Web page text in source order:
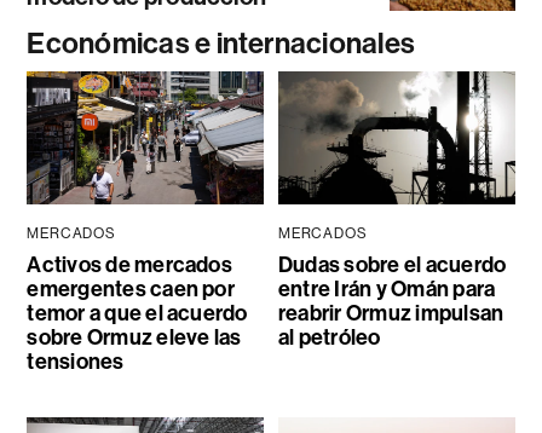
Económicas e internacionales
MERCADOS
Activos de mercados
emergentes caen por
temor a que el acuerdo
sobre Ormuz eleve las
tensiones
MERCADOS
Dudas sobre el acuerdo
entre Irán y Omán para
reabrir Ormuz impulsan
al petróleo